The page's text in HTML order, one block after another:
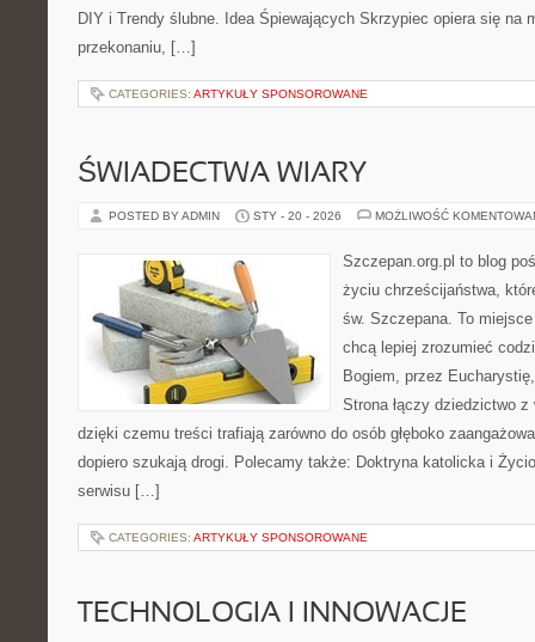
DIY i Trendy ślubne. Idea Śpiewających Skrzypiec opiera się na
przekonaniu, […]
CATEGORIES: ARTYKUŁY SPONSOROWANE
ŚWIADECTWA WIARY
POSTED BY ADMIN STY - 20 - 2026 MOŻLIWOŚĆ
Szczepan.org.pl to blog
życiu chrześcijaństwa,
św. Szczepana. To
chcą lepiej zrozumieć
Bogiem, przez
Strona łączy dziedzictwo
dzięki czemu treści trafiają zarówno do osób głęboko
dopiero szukają drogi. Polecamy także: Doktryna katolicka i
serwisu […]
CATEGORIES: ARTYKUŁY SPONSOROWANE
TECHNOLOGIA I INNOWACJE